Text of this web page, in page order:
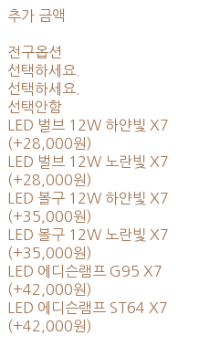
추가 금액
전구옵션
선택하세요.
선택하세요.
선택안함
LED 벌브 12W 하얀빛 X7
(+28,000원)
LED 벌브 12W 노란빛 X7
(+28,000원)
LED 볼구 12W 하얀빛 X7
(+35,000원)
LED 볼구 12W 노란빛 X7
(+35,000원)
LED 에디슨램프 G95 X7
(+42,000원)
LED 에디슨램프 ST64 X7
(+42,000원)